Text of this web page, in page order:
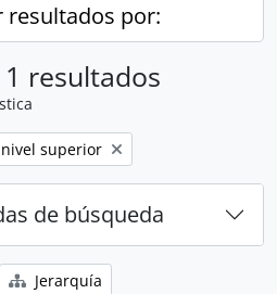
resultados por:
resultados
superior
de búsqueda
Jerarquía